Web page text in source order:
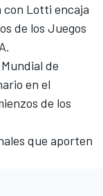
con Lotti encaja
de los Juegos
Mundial de
en el
de los
que aporten